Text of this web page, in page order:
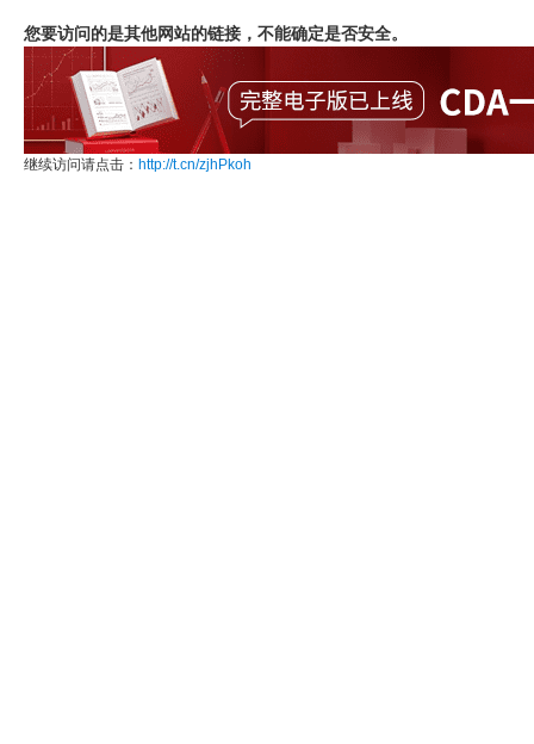
您要访问的是其他网站的链接，不能确定是否安全。
继续访问请点击： http://t.cn/zjhPkoh